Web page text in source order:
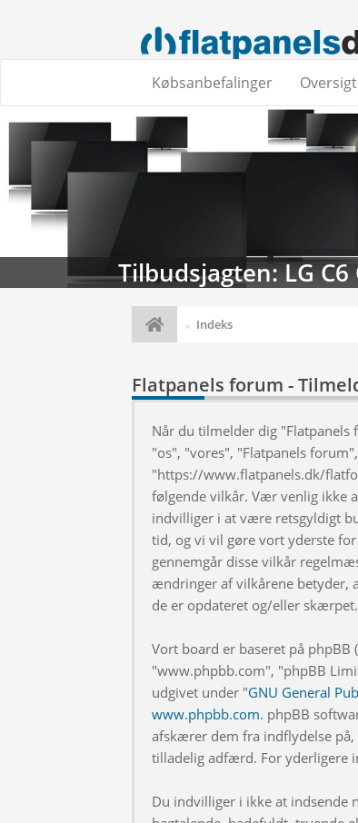
Købsanbefalinger
Tilbudsjagten: LG C6
Indeks
Flatpanels forum -
Når du tilmelder dig "Flatpanels
"os", "vores", "Flatpanels forum",
"https://www.flatpanels.dk/
følgende vilkår. Vær venlig ikke
indvilliger i at være retsgyldigt
tid, og vi vil gøre vort yderste
gennemgår disse vilkår
ændringer af vilkårene betyder,
de er opdateret og/eller skærpet.
Vort board er baseret på
"www.phpbb.com", "phpBB
udgivet under "GNU General
www.phpbb.com. phpBB
afskærer dem fra indflydelse
tilladelig adfærd. For yderligere
Du indvilliger i ikke at